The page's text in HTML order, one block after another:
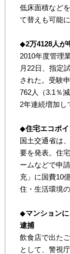
低床面積など
て替えも可能に
◆2万4128人
2010年度管理
月22日、指定
された。受験
762人（3.1％
2年連続増加し
◆住宅エコポ
国土交通省は
要を発表。住
ームなどで申
充」に国費10
住・生活環境
◆マンション
逮捕
飲食店で出た
として、警視